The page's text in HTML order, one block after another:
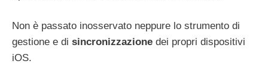
Non è passato inosservato neppure lo strumento di
gestione e di sincronizzazione dei propri dispositivi
iOS.